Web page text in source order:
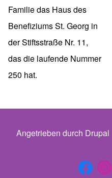
Familie das Haus des
Benefiziums St. Georg in
der Stiftsstraße Nr. 11,
das die laufende Nummer
250 hat.
Angetrieben durch Drupal